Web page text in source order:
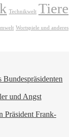
Technikwelt Tiere
Wortspiele und anderes
Bundespräsidenten
und Angst
Präsident Frank-